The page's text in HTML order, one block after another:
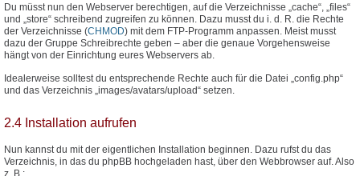
Du müsst nun den Webserver berechtigen, auf die Verzeichnisse „cache“, „files“
und „store“ schreibend zugreifen zu können. Dazu musst du i. d. R. die Rechte
der Verzeichnisse (CHMOD) mit dem FTP-Programm anpassen. Meist musst
dazu der Gruppe Schreibrechte geben – aber die genaue Vorgehensweise
hängt von der Einrichtung eures Webservers ab.
Idealerweise solltest du entsprechende Rechte auch für die Datei „config.php“
und das Verzeichnis „images/avatars/upload“ setzen.
2.4 Installation aufrufen
Nun kannst du mit der eigentlichen Installation beginnen. Dazu rufst du das
Verzeichnis, in das du phpBB hochgeladen hast, über den Webbrowser auf. Also
z. B.: